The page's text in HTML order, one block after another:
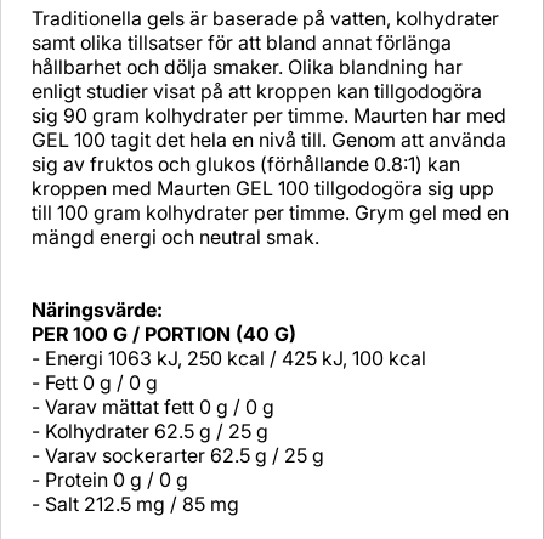
Traditionella gels är baserade på vatten, kolhydrater
samt olika tillsatser för att bland annat förlänga
hållbarhet och dölja smaker. Olika blandning har
enligt studier visat på att kroppen kan tillgodogöra
sig 90 gram kolhydrater per timme. Maurten har med
GEL 100 tagit det hela en nivå till. Genom att använda
sig av fruktos och glukos (förhållande 0.8:1) kan
kroppen med Maurten GEL 100 tillgodogöra sig upp
till 100 gram kolhydrater per timme. Grym gel med en
mängd energi och neutral smak.
Näringsvärde:
PER 100 G / PORTION (40 G)
- Energi 1063 kJ, 250 kcal / 425 kJ, 100 kcal
- Fett 0 g / 0 g
- Varav mättat fett 0 g / 0 g
- Kolhydrater 62.5 g / 25 g
- Varav sockerarter 62.5 g / 25 g
- Protein 0 g / 0 g
- Salt 212.5 mg / 85 mg